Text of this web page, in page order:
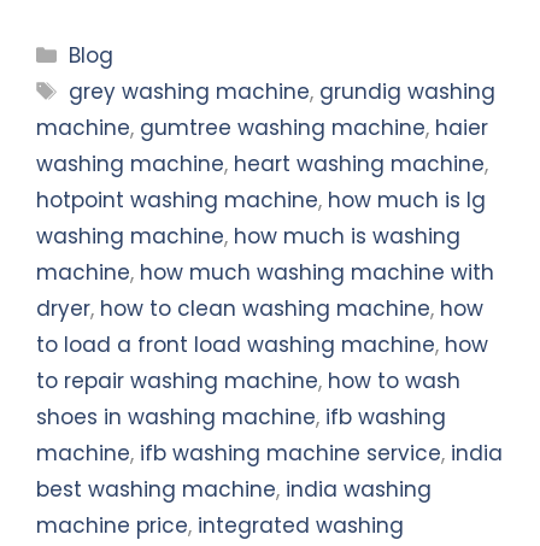
Categories
Blog
Tags
grey washing machine, grundig washing
machine, gumtree washing machine, haier
washing machine, heart washing machine,
hotpoint washing machine, how much is lg
washing machine, how much is washing
machine, how much washing machine with
dryer, how to clean washing machine, how
to load a front load washing machine, how
to repair washing machine, how to wash
shoes in washing machine, ifb washing
machine, ifb washing machine service, india
best washing machine, india washing
machine price, integrated washing